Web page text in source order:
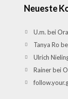
Neueste
U.m. bei
Tanya Ro
Ulrich
Rainerbei